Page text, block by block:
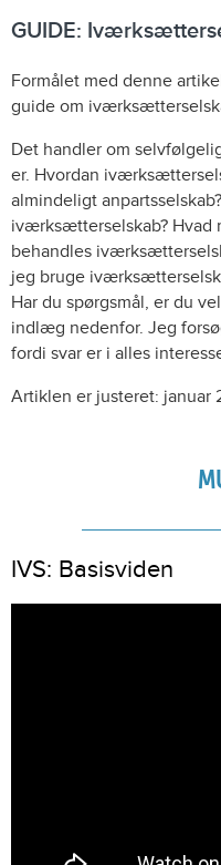
GUIDE:
Formålet med denne
guide om
Det handler om
er. Hvordan
almindeligt
iværksætterselskab? Hvad
behandles
jeg bruge
Har du spørgsmål, er du
indlæg nedenfor. Jeg
fordi svar er i alles
Artiklen er justeret: januar
IVS: Basisviden